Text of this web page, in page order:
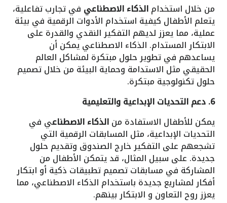
من خلال استخدامالذكاء الاصطناعي في تجارب تفاعلية،
يتعلم الأطفال كيفية استخدام الأدوات الرقمية في بيئة
عملية، مما يعزز لديهم التفكير النقدي والقدرة على
الابتكار المستدام. الذكاء الاصطناعي يمكن أن
يساعدهم في تطوير حلول مبتكرة لمشاكل العالم
الحقيقي مثل الاستدامة وحماية البيئة من خلال تصميم
حلول تكنولوجية مبتكرة.
6. دعم التحديات الإبداعية والتعليمية
يمكن للأطفال الاستفادة منالذكاء الاصطناعي في
التحديات الإبداعية، مثل المسابقات الرقمية التي
تشجعهم على التفكير خارج الصندوق وتقديم حلول
جديدة. على سبيل المثال، قد يتمكن الأطفال من
المشاركة في مسابقات تصميم تطبيقات ذكية أو ابتكار
أفكار لمشاريع جديدة باستخدام الذكاء الاصطناعي، مما
يعزز روح التعاون و الابتكار بينهم.